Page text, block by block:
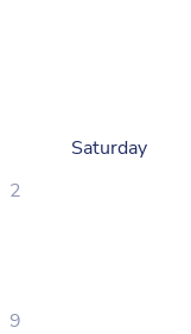
Saturday
2
9